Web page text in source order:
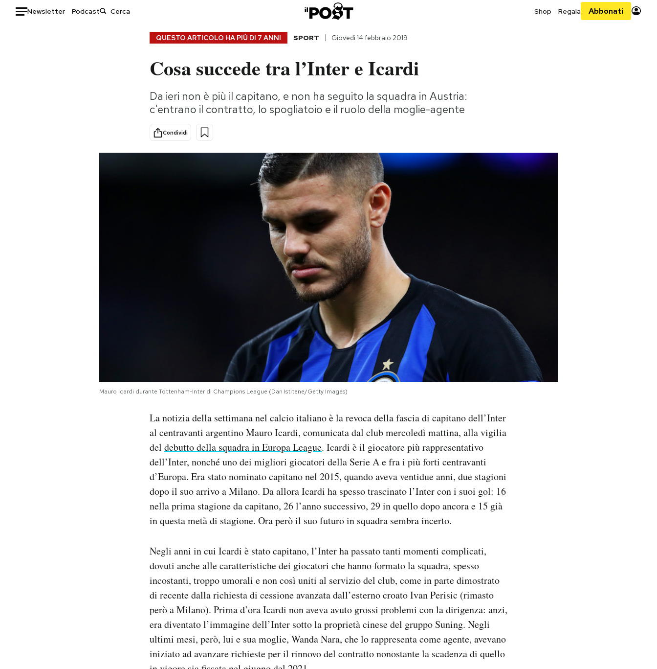
Newsletter Podcast Shop Regala Abbonati
Consumismi
Storie/Idee
Ok Boomer!
Media
QUESTO ARTICOLO HA PIÙ DI 7 ANNI SPORT Giovedì 14 febbraio 2019
Cosa succede tra l’Inter e Icardi
Da ieri non è più il capitano, e non ha seguito la squadra in Austria:
c'entrano il contratto, lo spogliatoio e il ruolo della moglie-agente
Condividi
Mauro Icardi durante Tottenham-Inter di Champions League (Dan Istitene/Getty Images)
La notizia della settimana nel calcio italiano è la revoca della fascia di capitano dell’Inter
al centravanti argentino Mauro Icardi, comunicata dal club mercoledì mattina, alla vigilia
del debutto della squadra in Europa League. Icardi è il giocatore più rappresentativo
dell’Inter, nonché uno dei migliori giocatori della Serie A e fra i più forti centravanti
d’Europa. Era stato nominato capitano nel 2015, quando aveva ventidue anni, due stagioni
dopo il suo arrivo a Milano. Da allora Icardi ha spesso trascinato l’Inter con i suoi gol: 16
nella prima stagione da capitano, 26 l’anno successivo, 29 in quello dopo ancora e 15 già
in questa metà di stagione. Ora però il suo futuro in squadra sembra incerto.
Negli anni in cui Icardi è stato capitano, l’Inter ha passato tanti momenti complicati,
dovuti anche alle caratteristiche dei giocatori che hanno formato la squadra, spesso
incostanti, troppo umorali e non così uniti al servizio del club, come in parte dimostrato
di recente dalla richiesta di cessione avanzata dall’esterno croato Ivan Perisic (rimasto
però a Milano). Prima d’ora Icardi non aveva avuto grossi problemi con la dirigenza: anzi,
era diventato l’immagine dell’Inter sotto la proprietà cinese del gruppo Suning. Negli
ultimi mesi, però, lui e sua moglie, Wanda Nara, che lo rappresenta come agente, avevano
iniziato ad avanzare richieste per il rinnovo del contratto nonostante la scadenza di quello